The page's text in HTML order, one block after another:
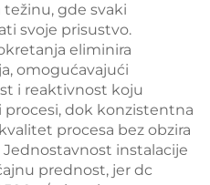
gde svaki
svoje prisustvo.
eliminira
omogućavajući
i reaktivnost koju
dok konzistentna
procesa bez obzira
instalacije
prednost, jer dc